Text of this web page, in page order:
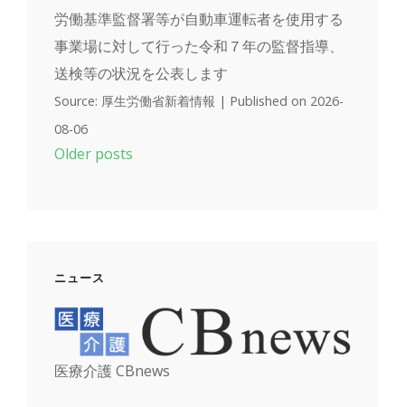
労働基準監督署等が自動車運転者を使用する
事業場に対して行った令和７年の監督指導、
送検等の状況を公表します
Source: 厚生労働省新着情報
Published on 2026-
08-06
Older posts
ニュース
医療介護 CBnews